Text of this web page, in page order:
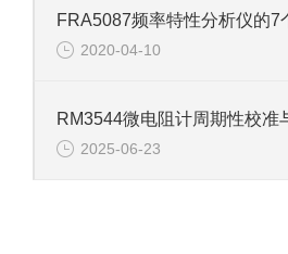
2020-04-10
2025-06-23